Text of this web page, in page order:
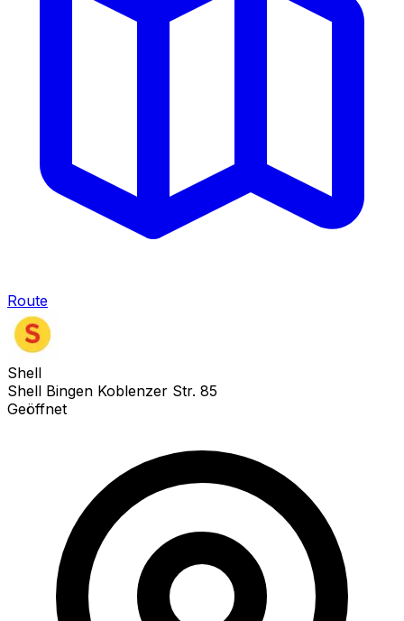
Route
Shell
Shell Bingen Koblenzer Str. 85
Geöffnet